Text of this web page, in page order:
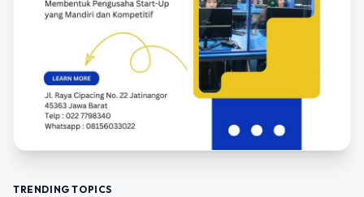
TRENDING TOPICS